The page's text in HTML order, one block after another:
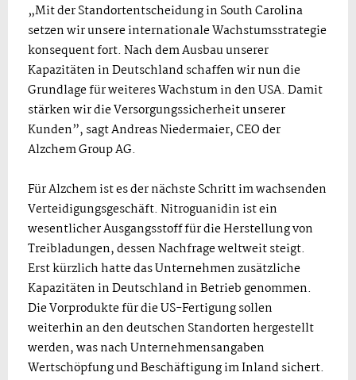
„Mit der Standortentscheidung in South Carolina
setzen wir unsere internationale Wachstumsstrategie
konsequent fort. Nach dem Ausbau unserer
Kapazitäten in Deutschland schaffen wir nun die
Grundlage für weiteres Wachstum in den USA. Damit
stärken wir die Versorgungssicherheit unserer
Kunden”, sagt Andreas Niedermaier, CEO der
Alzchem Group AG.
Für Alzchem ist es der nächste Schritt im wachsenden
Verteidigungsgeschäft. Nitroguanidin ist ein
wesentlicher Ausgangsstoff für die Herstellung von
Treibladungen, dessen Nachfrage weltweit steigt.
Erst kürzlich hatte das Unternehmen zusätzliche
Kapazitäten in Deutschland in Betrieb genommen.
Die Vorprodukte für die US-Fertigung sollen
weiterhin an den deutschen Standorten hergestellt
werden, was nach Unternehmensangaben
Wertschöpfung und Beschäftigung im Inland sichert.